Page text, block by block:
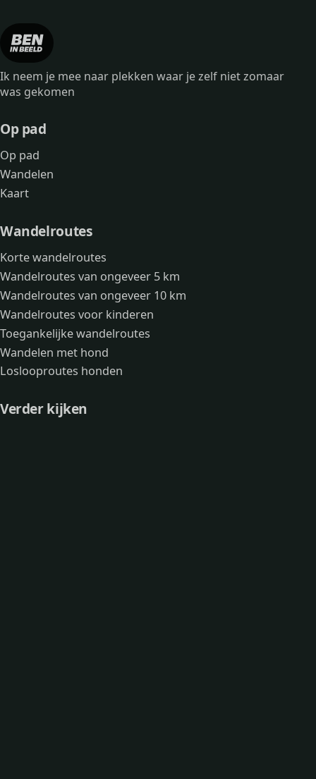
Ik neem je mee naar plekken waar je zelf niet zomaar
was gekomen
Op pad
Op pad
Wandelen
Kaart
Wandelroutes
Korte wandelroutes
Wandelroutes van ongeveer 5 km
Wandelroutes van ongeveer 10 km
Wandelroutes voor kinderen
Toegankelijke wandelroutes
Wandelen met hond
Loslooproutes honden
Verder kijken